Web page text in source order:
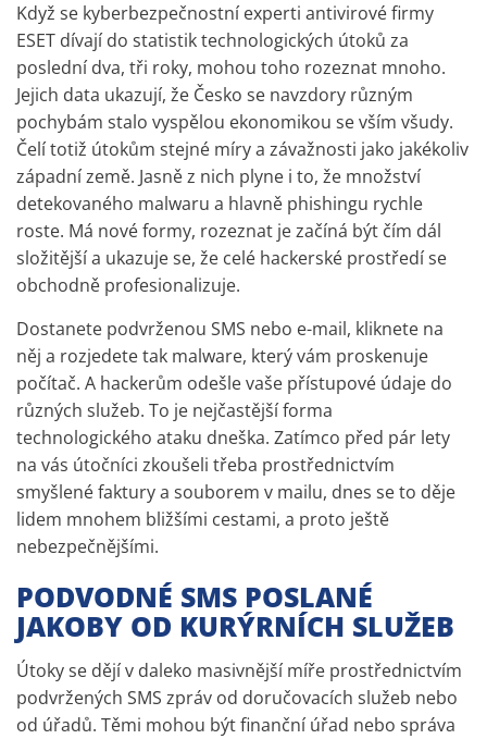
Když se kyberbezpečnostní experti antivirové firmy
ESET dívají do statistik technologických útoků za
poslední dva, tři roky, mohou toho rozeznat mnoho.
Jejich data ukazují, že Česko se navzdory různým
pochybám stalo vyspělou ekonomikou se vším všudy.
Čelí totiž útokům stejné míry a závažnosti jako jakékoliv
západní země. Jasně z nich plyne i to, že množství
detekovaného malwaru a hlavně phishingu rychle
roste. Má nové formy, rozeznat je začíná být čím dál
složitější a ukazuje se, že celé hackerské prostředí se
obchodně profesionalizuje.
Dostanete podvrženou SMS nebo e-mail, kliknete na
něj a rozjedete tak malware, který vám proskenuje
počítač. A hackerům odešle vaše přístupové údaje do
různých služeb. To je nejčastější forma
technologického ataku dneška. Zatímco před pár lety
na vás útočníci zkoušeli třeba prostřednictvím
smyšlené faktury a souborem v mailu, dnes se to děje
lidem mnohem bližšími cestami, a proto ještě
nebezpečnějšími.
PODVODNÉ SMS POSLANÉ
JAKOBY OD KURÝRNÍCH SLUŽEB
Útoky se dějí v daleko masivnější míře prostřednictvím
podvržených SMS zpráv od doručovacích služeb nebo
od úřadů. Těmi mohou být finanční úřad nebo správa